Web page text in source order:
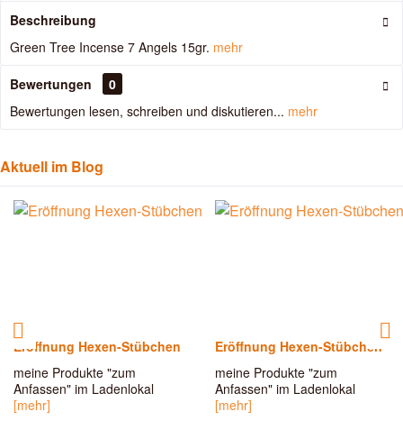
Beschreibung
Green Tree Incense 7 Angels 15gr. mehr
Bewertungen
0
Bewertungen lesen, schreiben und diskutieren... mehr
Aktuell im Blog
Eröffnung Hexen-Stübchen
meine Produkte "zum
Anfassen" im Ladenlokal
[mehr]
Eröffnung Hexen-Stübchen
meine Produkte "zum
Anfassen" im Ladenlokal
[mehr]